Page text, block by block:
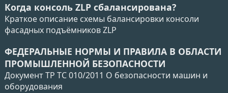
Когда консоль ZLP сбалансирована?
Краткое описание схемы балансировки консоли
фасадных подъёмников ZLP
ФЕДЕРАЛЬНЫЕ НОРМЫ И ПРАВИЛА В ОБЛАСТИ
ПРОМЫШЛЕННОЙ БЕЗОПАСНОСТИ
Документ ТР ТС 010/2011 О безопасности машин и
оборудования